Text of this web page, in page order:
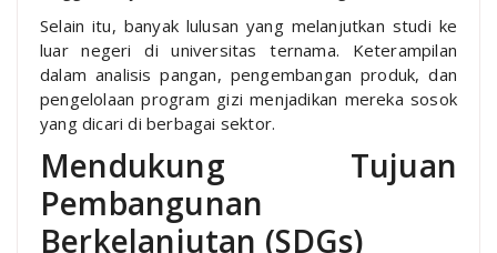
Selain itu, banyak lulusan yang melanjutkan studi ke
luar negeri di universitas ternama. Keterampilan
dalam analisis pangan, pengembangan produk, dan
pengelolaan program gizi menjadikan mereka sosok
yang dicari di berbagai sektor.
Mendukung Tujuan
Pembangunan
Berkelanjutan (SDGs)